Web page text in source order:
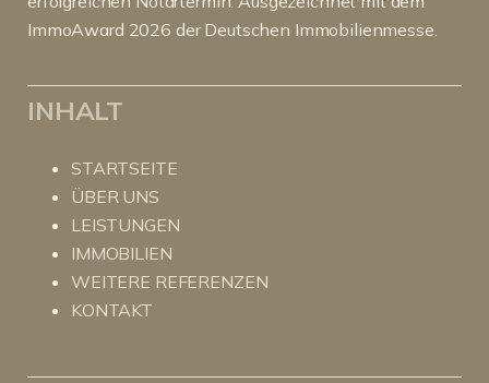
ImmoAward 2026 der Deutschen Immobilienmesse.
INHALT
STARTSEITE
ÜBER UNS
LEISTUNGEN
IMMOBILIEN
WEITERE REFERENZEN
KONTAKT